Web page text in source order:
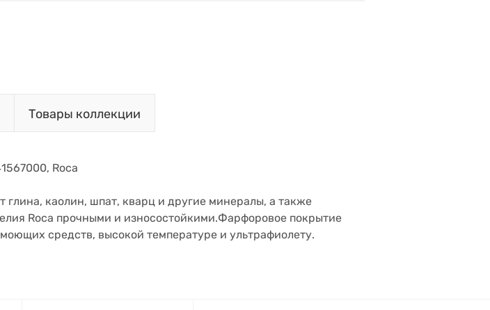
Товары коллекции
Roca
каолин, шпат, кварц и другие минералы, а также
Roca прочными и износостойкими.Фарфоровое покрытие
средств, высокой температуре и ультрафиолету.